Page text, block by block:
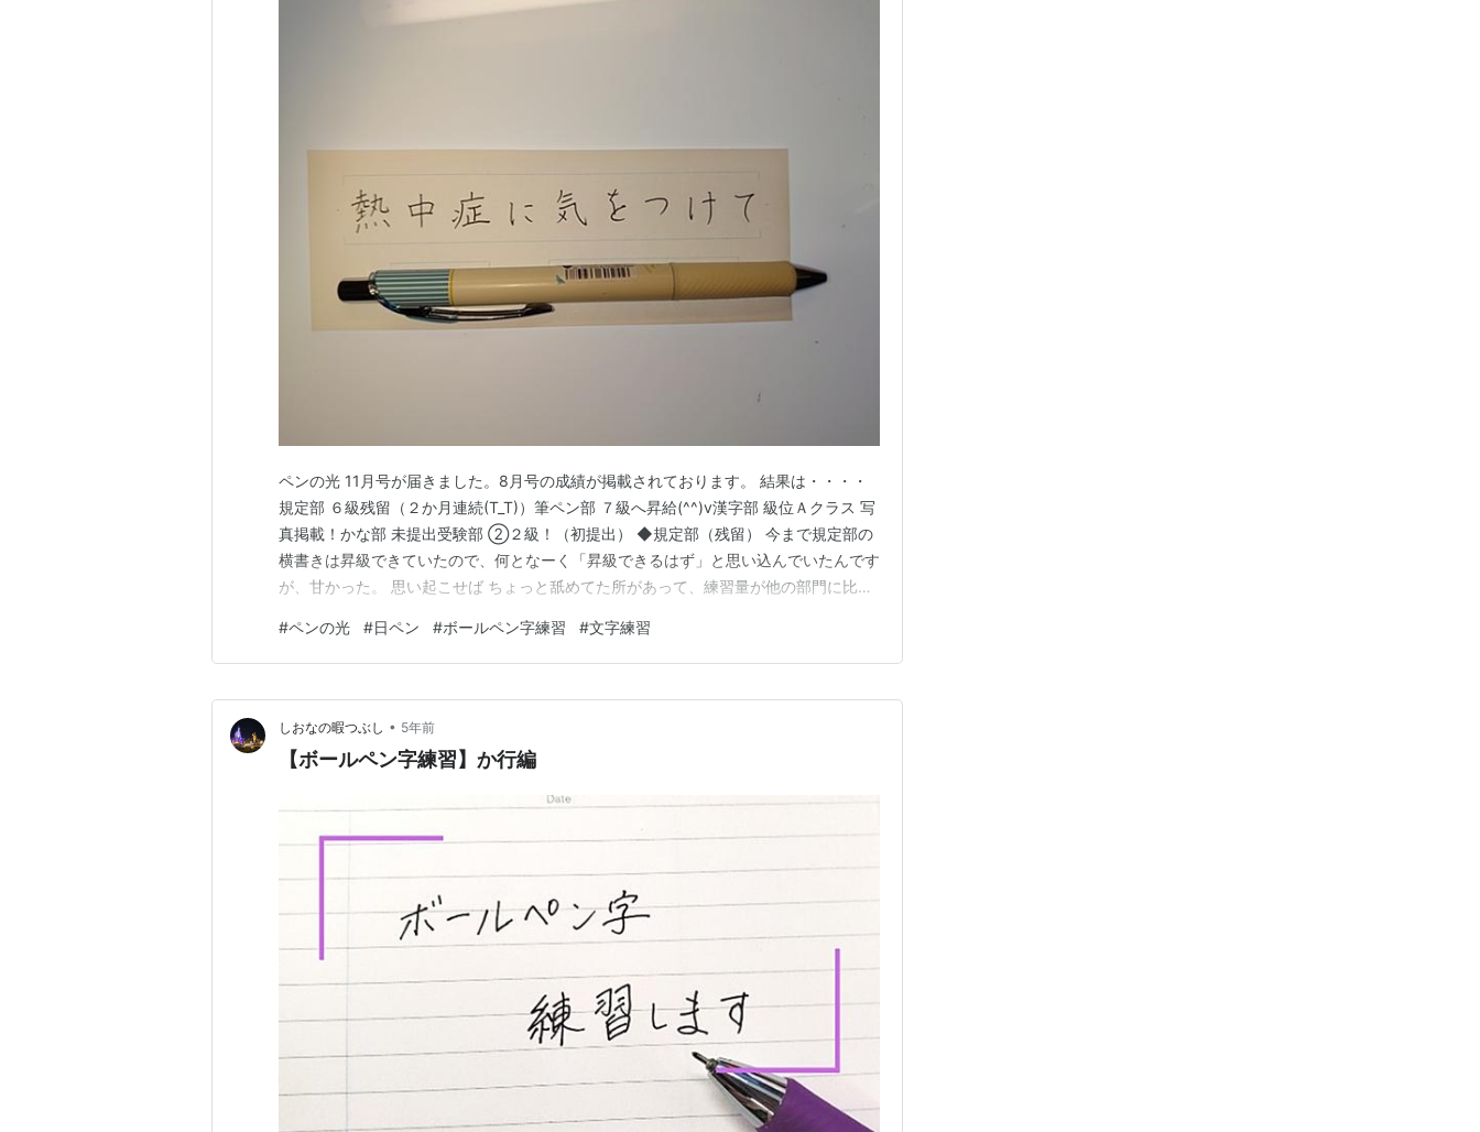
ペンの光 11月号が届きました。8月号の成績が掲載されております。 結果は・・・・
規定部 ６級残留（２か月連続(T_T)）筆ペン部 ７級へ昇給(^^)v漢字部 級位Ａクラス 写
真掲載！かな部 未提出受験部 ②２級！（初提出） ◆規定部（残留） 今まで規定部の
横書きは昇級できていたので、何となーく「昇級できるはず」と思い込んでいたんです
が、甘かった。 思い起こせば ちょっと舐めてた所があって、練習量が他の部門に比べ
いましたね。やはり 私の今の力で 練習不足の文字を書けば 先生方の眼は誤魔化せな
い。 実力不足を痛感しま…
#ペンの光 #日ペン #ボールペン字練習 #文字練習
しおなの暇つぶし • 5年前
【ボールペン字練習】か行編